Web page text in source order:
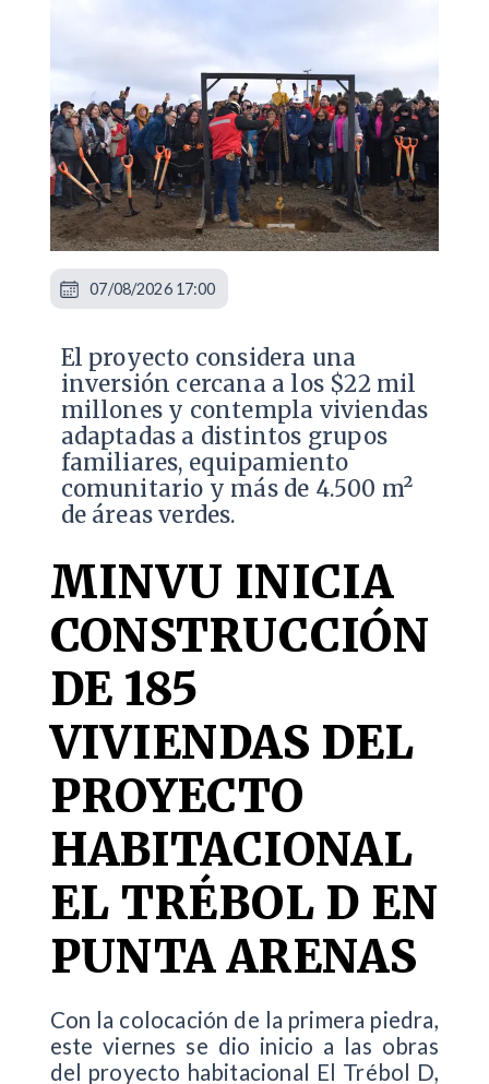
El proyecto considera una
inversión cercana a los $22 mil
millones y contempla viviendas
adaptadas a distintos grupos
familiares, equipamiento
comunitario y más de 4.500 m²
de áreas verdes.
MINVU INICIA
CONSTRUCCIÓN
DE 185
VIVIENDAS DEL
PROYECTO
HABITACIONAL
EL TRÉBOL D EN
PUNTA ARENAS
Con la colocación de la primera piedra,
este viernes se dio inicio a las obras
del proyecto habitacional El Trébol D,
07/08/2026 17:00